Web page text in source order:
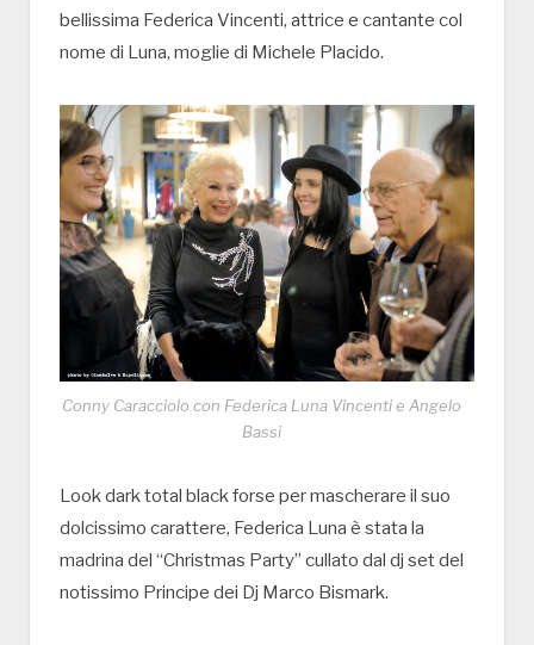
bellissima Federica Vincenti, attrice e cantante col
nome di Luna, moglie di Michele Placido.
Conny Caracciolo con Federica Luna Vincenti e Angelo
Bassi
Look dark total black forse per mascherare il suo
dolcissimo carattere, Federica Luna è stata la
madrina del “Christmas Party” cullato dal dj set del
notissimo Principe dei Dj Marco Bismark.